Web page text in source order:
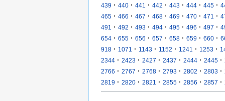
439 · 440 · 441 · 442 · 443 · 444 · 445 ·
465 · 466 · 467 · 468 · 469 · 470 · 471 ·
491
· 492 · 493 · 494 · 495 · 496 · 497 ·
654 · 655 · 656 · 657 · 658 · 659 · 660 ·
918 · 1071 · 1143 · 1152 · 1241 · 1253 ·
2344 · 2423 · 2427 · 2437 · 2444 · 2445 ·
2766 · 2767 · 2768 · 2793 · 2802 · 2803 ·
2819 · 2820 · 2821 · 2855 · 2856 · 2857 ·